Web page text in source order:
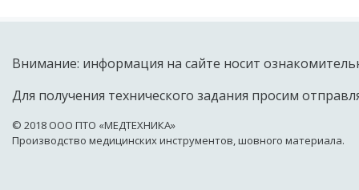
Внимание: информация на сайте носит
Для получения технического задания просим
© 2018 OOO ПТО «МЕДТЕХНИКА»
Производство медицинских инструментов, шовного материала.